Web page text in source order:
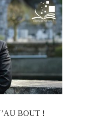
BOUT !